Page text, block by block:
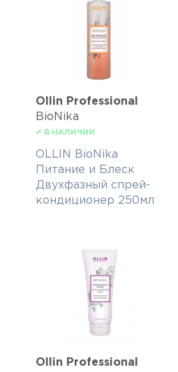
Ollin Professional
BioNika
✔ В НАЛИЧИИ
OLLIN BioNika
Питание и Блеск
Двухфазный спрей-
кондиционер 250мл
Ollin Professional